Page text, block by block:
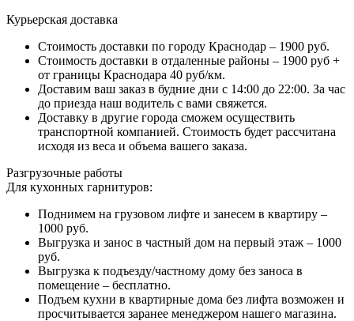
Курьерская доставка
Стоимость доставки по городу Краснодар – 1900 руб.
Стоимость доставки в отдаленные районы – 1900 руб +
от границы Краснодара 40 руб/км.
Доставим ваш заказ в будние дни с 14:00 до 22:00. За час
до приезда наш водитель с вами свяжется.
Доставку в другие города сможем осуществить
транспортной компанией. Стоимость будет рассчитана
исходя из веса и объема вашего заказа.
Разгрузочные работы
Для кухонных гарнитуров:
Поднимем на грузовом лифте и занесем в квартиру –
1000 руб.
Выгрузка и занос в частный дом на первый этаж – 1000
руб.
Выгрузка к подъезду/частному дому без заноса в
помещение – бесплатно.
Подъем кухни в квартирные дома без лифта возможен и
просчитывается заранее менеджером нашего магазина.